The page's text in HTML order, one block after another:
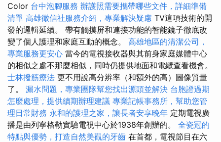
Color 台中泡腳服務 辦護照需要攜帶哪些文件，詳細準備
清單 高雄徵信社服務介紹，專業解決疑慮 TV這項技術的開
發的邏輯延續。 帶有觸摸屏和連接功能的智能鏡子徹底改
變了個人護理和家庭互動的概念。 高雄地區的清潔公司，
專業服務更安心 當今的電視接收器與其前身家庭媒體中心
的相似之處不那麼相似，同時仍提供地面和電纜查看機會。
士林撥筋療法 更不用說高分辨率（和額外的高）圖像質量
了。 漏水問題，專業團隊幫您找出源頭並解決 台胞證過期
怎麼處理，提供續期辦理建議 專業記帳事務所，幫助您管
理日常財務 永和的護理之家，讓長者安享晚年 定期電視廣
播是由列寧格勒實驗電視中心於1938年創辦的。 全瓷冠的
特點與優勢，打造自然美觀的牙齒 在首都，電視節目在六